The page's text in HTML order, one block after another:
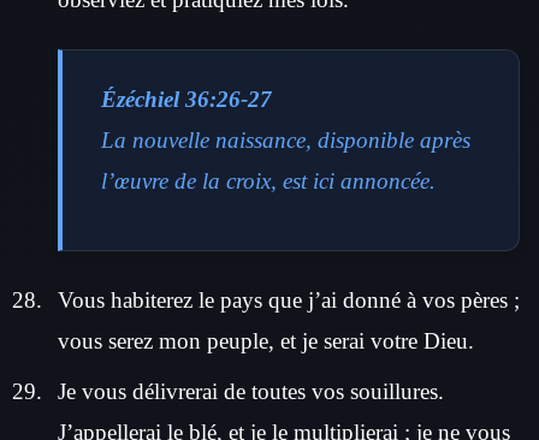
Ézéchiel 36:26-27
La nouvelle naissance, disponible après
l’œuvre de la croix, est ici annoncée.
Vous habiterez le pays que j’ai donné à vos pères ;
vous serez mon peuple, et je serai votre Dieu.
Je vous délivrerai de toutes vos souillures.
J’appellerai le blé, et je le multiplierai ; je ne vous